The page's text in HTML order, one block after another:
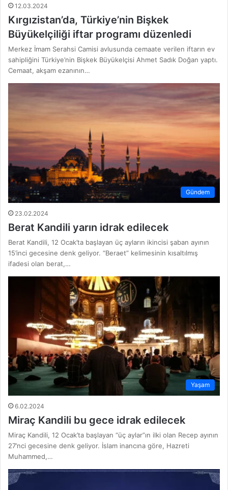
12.03.2024
Kırgızistan’da, Türkiye’nin Bişkek
Büyükelçiliği iftar programı düzenledi
Merkez İmam Serahsi Camisi avlusunda cemaate verilen iftarın ev
sahipliğini Türkiye’nin Bişkek Büyükelçisi Ahmet Sadık Doğan yaptı.
Cemaat, akşam ezanının…
Gündem
23.02.2024
Berat Kandili yarın idrak edilecek
Berat Kandili, 12 Ocak’ta başlayan üç ayların ikincisi şaban ayının
15’inci gecesine denk geliyor. “Beraet” kelimesinin kısaltılmış
ifadesi olan berat,…
Yaşam
6.02.2024
Miraç Kandili bu gece idrak edilecek
Miraç Kandili, 12 Ocak’ta başlayan “üç aylar”ın ilki olan Recep ayının
27’nci gecesine denk geliyor. İslam inancına göre, Hazreti
Muhammed,…